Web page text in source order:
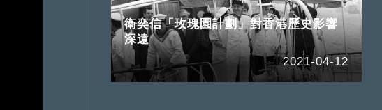
衛奕信「玫瑰園計劃」對香港歷史影響
深遠
2021-04-12